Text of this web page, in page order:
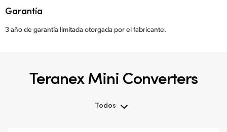
Garantía
3 año de garantía limitada otorgada por el fabricante.
Teranex Mini Converters
Todos